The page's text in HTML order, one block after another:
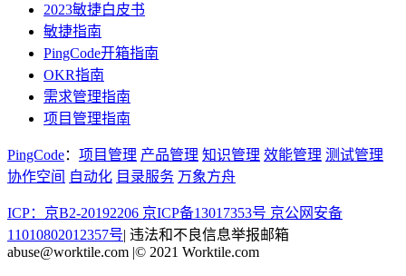
2023敏捷白皮书
敏捷指南
PingCode开箱指南
OKR指南
需求管理指南
项目管理指南
PingCode： 项目管理 产品管理 知识管理 效能管理 测试管理
协作空间
自动化 目录服务 万象方舟
ICP：京B2-20192206 京ICP备13017353号 京公网安备
11010802012357号 违法和不良信息举报邮箱
abuse@worktile.com © 2021 Worktile.com